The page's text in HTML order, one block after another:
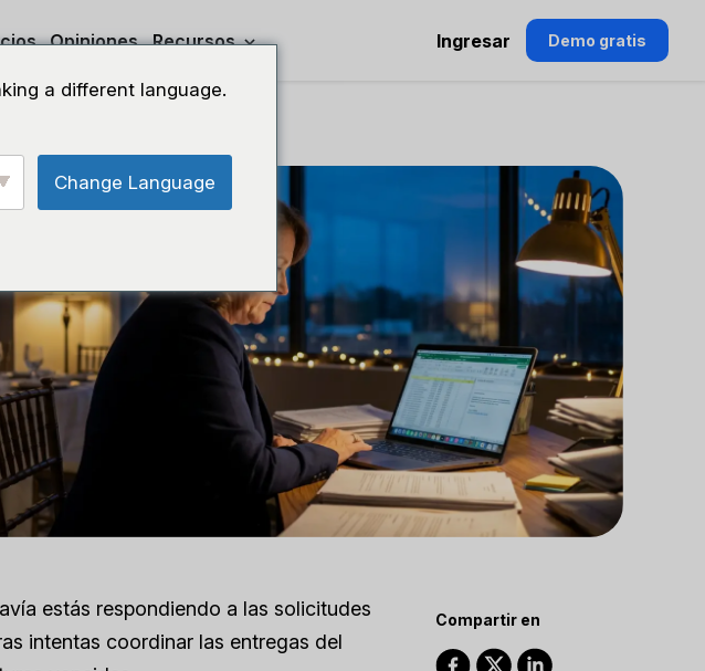
Opiniones Recursos Ingresar Demo gratis
estás respondiendo a las solicitudes
intentas coordinar las entregas del
Compartir en
a different language.
Change Language